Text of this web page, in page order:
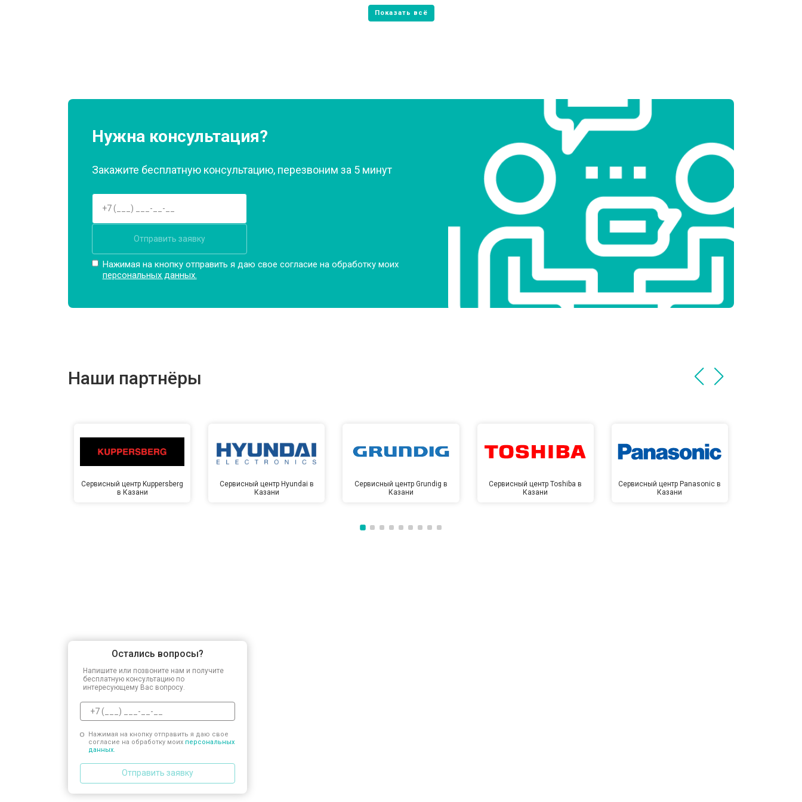
от 80 мин
Нужна консультация?
Закажите бесплатную консультацию, перезвоним за 5 минут
Отправить заявку
Нажимая на кнопку отправить я даю свое согласие на обработку моих
персональных данных.
Наши партнёры
Сервисный центр Kuppersberg
в Казани
Сервисный центр Hyundai в
Казани
Сервисный центр Grundig в
Казани
Сервисный центр Toshiba в
Казани
Сервисный центр Panasonic в
Казани
Остались вопросы?
Напишите или позвоните нам и получите
бесплатную консультацию по
интересующему Вас вопросу.
Нажимая на кнопку отправить я даю свое
согласие на обработку моих персональных
данных.
Отправить заявку